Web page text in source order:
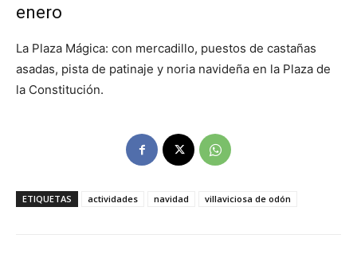
enero
La Plaza Mágica: con mercadillo, puestos de castañas
asadas, pista de patinaje y noria navideña en la Plaza de
la Constitución.
ETIQUETAS actividades navidad villaviciosa de odón